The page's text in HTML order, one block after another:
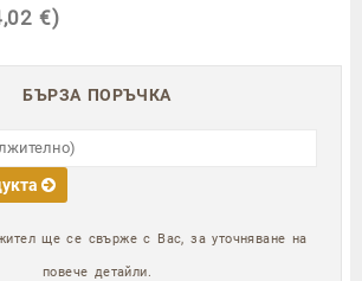
€)
БЪРЗА ПОРЪЧКА
ще се свърже с Вас, за уточняване на
повече детайли.